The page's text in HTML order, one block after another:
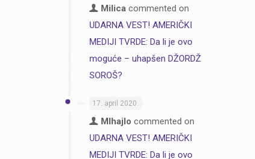
Milicacommented on
UDARNA VEST! AMERIČKI
MEDIJI TVRDE: Da li je ovo
moguće – uhapšen DŽORDŽ
SOROŠ?
17. april 2020.
MIhajlo commented on
UDARNA VEST! AMERIČKI
MEDIJI TVRDE: Da li je ovo